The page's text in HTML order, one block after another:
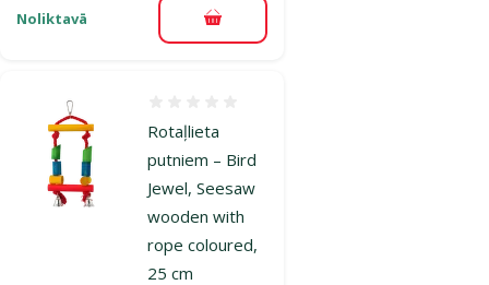
Noliktavā Pievienot grozam
Rotaļlieta
putniem – Bird
Jewel, Seesaw
wooden with
rope coloured,
25 cm